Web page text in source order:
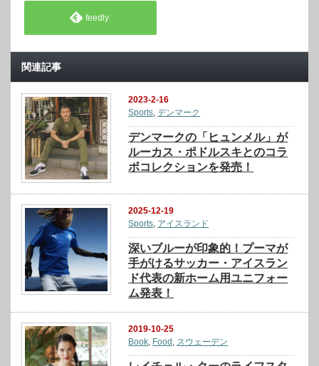
feedly
関連記事
2023-2-16
Sports,デンマーク
デンマークの「ヒュンメル」が
ルーカス・ポドルスキとのコラ
ボコレクションを発売！
2025-12-19
Sports, アイスランド
深いブルーが印象的！プーマが
手がけるサッカー・アイスラン
ド代表の新ホーム用ユニフォー
ム発表！
2019-10-25
Book, Food , スウェーデン